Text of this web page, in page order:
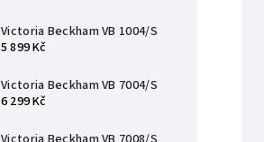
Victoria Beckham VB 1004/S
5 899 Kč
Victoria Beckham VB 7004/S
6 299 Kč